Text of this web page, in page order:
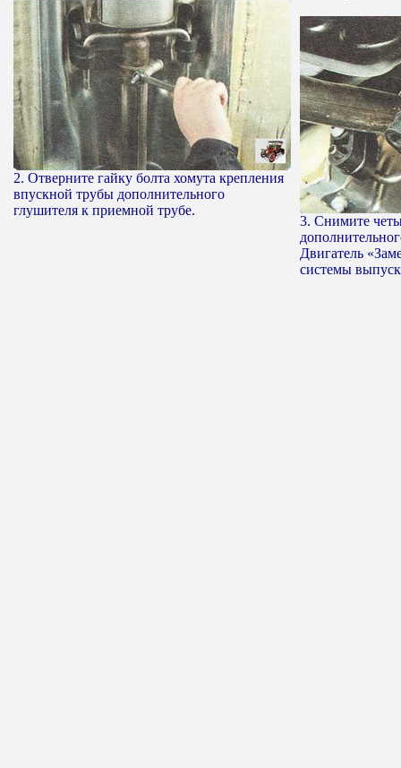
2. Отверните гайку болта хомута крепления
впускной трубы дополнительного
глушителя к приемной трубе.
3. Снимите
Двигатель
системы